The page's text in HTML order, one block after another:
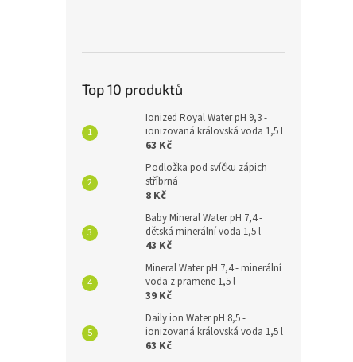
Top 10 produktů
Ionized Royal Water pH 9,3 -
ionizovaná královská voda 1,5 l
63 Kč
Podložka pod svíčku zápich
stříbrná
8 Kč
Baby Mineral Water pH 7,4 -
dětská minerální voda 1,5 l
43 Kč
Mineral Water pH 7,4 - minerální
voda z pramene 1,5 l
39 Kč
Daily ion Water pH 8,5 -
ionizovaná královská voda 1,5 l
63 Kč